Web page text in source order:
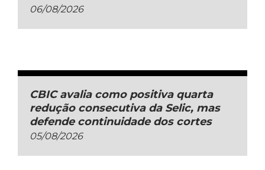
06/08/2026
CBIC avalia como positiva quarta
redução consecutiva da Selic, mas
defende continuidade dos cortes
05/08/2026